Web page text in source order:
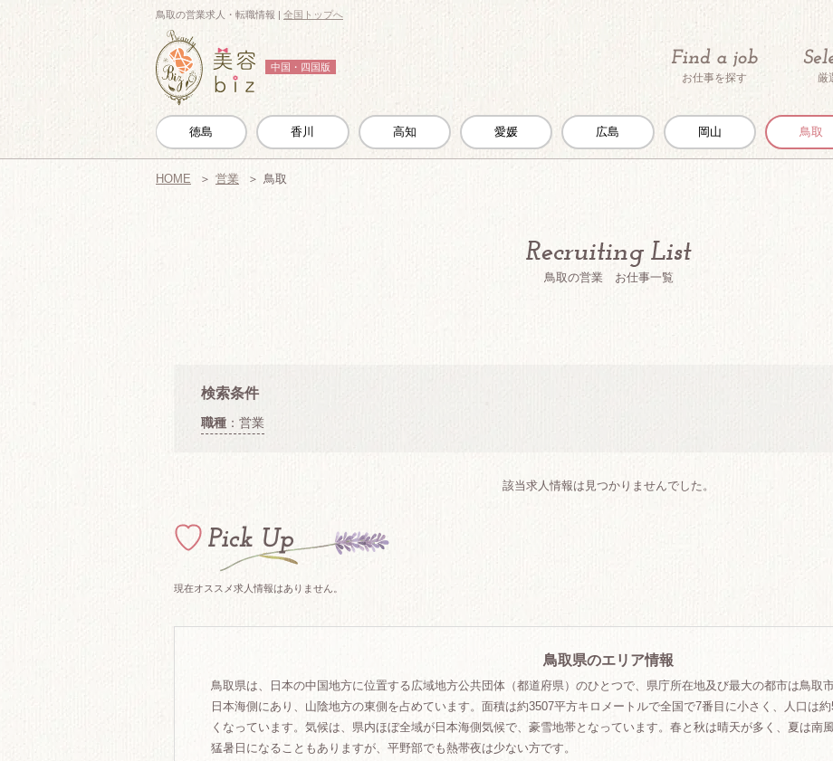
鳥取の営業求人・転職情報 | 全国トップへ
中国・四国版
お仕事を探す 厳
徳島 香川 高知 愛媛 広島 岡山 鳥取
HOME 営業 鳥取
鳥取の営業 お仕事一覧
検索条件
職種 ：営業
該当求人情報は見つかりませんでした。
現在オススメ求人情報はありません。
鳥取県のエリア情報
鳥取県は、日本の中国地方に位置する広域地方公共団体（都道府県）のひとつで、県庁所在地及び最大の都市は鳥取市
日本海側にあり、山陰地方の東側を占めています。面積は約3507平方キロメートルで全国で7番目に小さく、人口は
くなっています。気候は、県内ほぼ全域が日本海側気候で、豪雪地帯となっています。春と秋は晴天が多く、夏は南
猛暑日になることもありますが、平野部でも熱帯夜は少ない方です。